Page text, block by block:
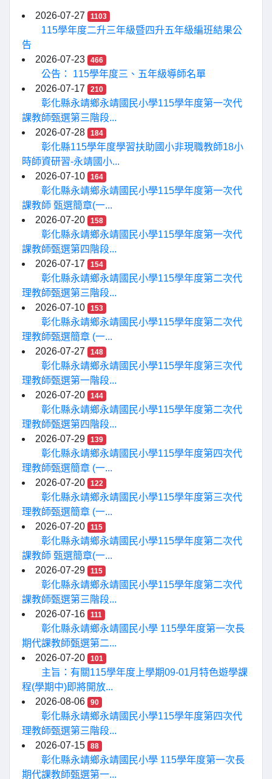
2026-07-27 1103
115學年度二升三年級暨四升五年級編班結果公
告
2026-07-23
466
公告： 115學年度三、五年級導師名單
2026-07-17
210
彰化縣永靖鄉永靖國民小學115學年度第一次代
課教師甄選第三階段...
2026-07-28
184
彰化縣115學年度學習扶助國小非現職教師18小
時師資研習-永靖國小...
2026-07-10
164
彰化縣永靖鄉永靖國民小學115學年度第一次代
課教師 甄選簡章(一...
2026-07-20
158
彰化縣永靖鄉永靖國民小學115學年度第一次代
課教師甄選第四階段...
2026-07-17
154
彰化縣永靖鄉永靖國民小學115學年度第二次代
理教師甄選第三階段...
2026-07-10
153
彰化縣永靖鄉永靖國民小學115學年度第二次代
理教師甄選簡章 (一...
2026-07-27
148
彰化縣永靖鄉永靖國民小學115學年度第三次代
理教師甄選第一階段...
2026-07-20
144
彰化縣永靖鄉永靖國民小學115學年度第二次代
理教師甄選第四階段...
2026-07-29
139
彰化縣永靖鄉永靖國民小學115學年度第四次代
理教師甄選簡章 (一...
2026-07-20
122
彰化縣永靖鄉永靖國民小學115學年度第三次代
理教師甄選簡章 (一...
2026-07-20
115
彰化縣永靖鄉永靖國民小學115學年度第二次代
課教師 甄選簡章(一...
2026-07-29
115
彰化縣永靖鄉永靖國民小學115學年度第二次代
課教師甄選第三階段...
2026-07-16
111
彰化縣永靖鄉永靖國民小學 115學年度第一次長
期代課教師甄選第二...
2026-07-20
101
主旨：有關115學年度上學期09-01月特色遊學課
程(學期中)即將開放...
2026-08-06
90
彰化縣永靖鄉永靖國民小學115學年度第四次代
理教師甄選第三階段...
2026-07-15
88
彰化縣永靖鄉永靖國民小學 115學年度第一次長
期代課教師甄選第一...